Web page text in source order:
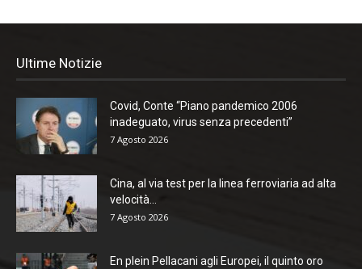
Ultime Notizie
Covid, Conte “Piano pandemico 2006
inadeguato, virus senza precedenti”
7 Agosto 2026
Cina, al via test per la linea ferroviaria ad alta
velocità...
7 Agosto 2026
En plein Pellacani agli Europei, il quinto oro